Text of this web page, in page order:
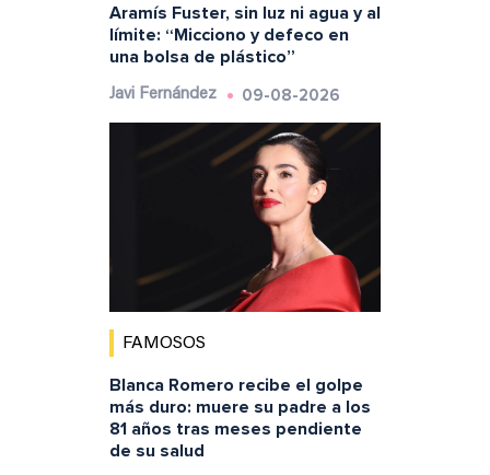
Aramís Fuster, sin luz ni agua y al
límite: “Micciono y defeco en
una bolsa de plástico”
Javi Fernández 09-08-2026
FAMOSOS
Blanca Romero recibe el golpe
más duro: muere su padre a los
81 años tras meses pendiente
de su salud